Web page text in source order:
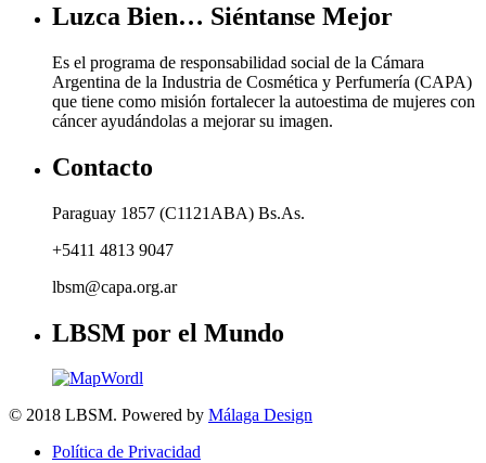
Luzca Bien… Siéntanse Mejor
Es el programa de responsabilidad social de la Cámara
Argentina de la Industria de Cosmética y Perfumería (CAPA)
que tiene como misión fortalecer la autoestima de mujeres con
cáncer ayudándolas a mejorar su imagen.
Contacto
Paraguay 1857 (C1121ABA) Bs.As.
+5411 4813 9047
lbsm@capa.org.ar
LBSM por el Mundo
© 2018 LBSM. Powered by Málaga Design
Política de Privacidad